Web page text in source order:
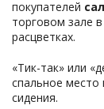
покупателей
торговом зале
расцветках.
«Тик-так» или
спальное место
сидения.